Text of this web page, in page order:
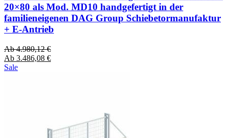
20×80 als Mod. MD10 handgefertigt in der
familieneigenen DAG Group Schiebetormanufaktur
+ E-Antrieb
Ab4.980,12€
Ab 3.486,08 €
Sale